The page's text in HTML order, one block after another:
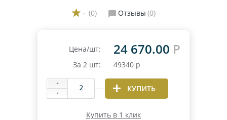
- (0) Отзывы (0)
Цена/шт: 24 670.00 Р
За 2 шт: 49340 р
КУПИТЬ
Купить в 1 клик